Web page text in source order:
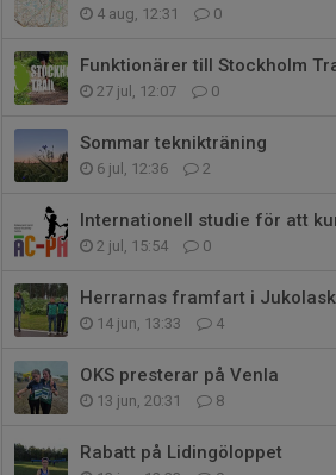
4 aug, 12:31 0
Funktionärer till Stockholm
27 jul, 12:07 0
Sommar teknikträning
6 jul, 12:36 2
Internationell studie för att
2 jul, 15:54 0
Herrarnas framfart i
14 jun, 13:33 4
OKS presterar på Venla
13 jun, 20:31 8
Rabatt på Lidingöloppet